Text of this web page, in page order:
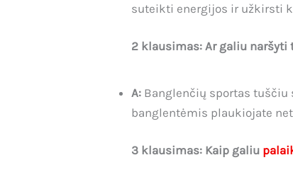
suteikti energijos ir užkirsti
2 klausimas: Ar galiu naršyti
A: Banglenčių sportas
banglentėmis plaukiojate
3 klausimas: Kaip galiu